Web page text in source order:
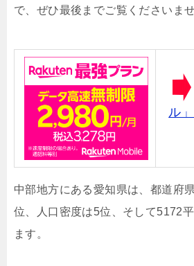
で、ぜひ最後までご覧くださいませ
ル
中部地方にある愛知県は、都道府
位、人口密度は5位、そして5172
ます。